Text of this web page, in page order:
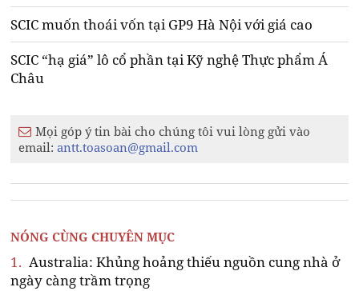
SCIC muốn thoái vốn tại GP9 Hà Nội với giá cao
SCIC “hạ giá” lô cổ phần tại Kỹ nghệ Thực phẩm Á
Châu
Mọi góp ý tin bài cho chúng tôi vui lòng gửi vào
email:antt.toasoan@gmail.com
NÓNG CÙNG CHUYÊN MỤC
1. Australia: Khủng hoảng thiếu nguồn cung nhà ở
ngày càng trầm trọng